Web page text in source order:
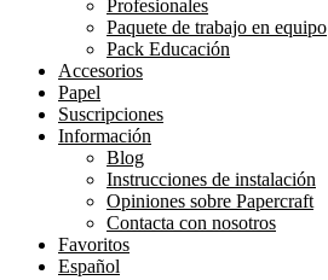
Profesionales
Paquete de trabajo en equipo
Pack Educación
Accesorios
Papel
Suscripciones
Información
Blog
Instrucciones de instalación
Opiniones sobre Papercraft
Contacta con nosotros
Favoritos
Español